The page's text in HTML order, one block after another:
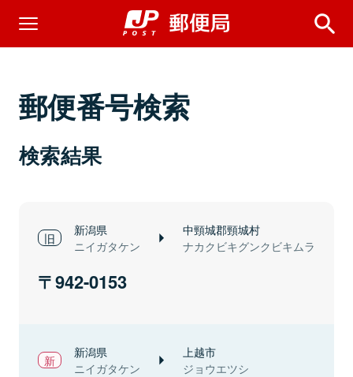
郵便番号検索
検索結果
新潟県
ニイガタケン
中頸城郡頸城村
ナカクビキグンクビキムラ
942-0153
新潟県
ニイガタケン
上越市
ジョウエツシ